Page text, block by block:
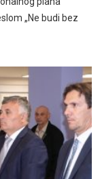
„Ne budi bez